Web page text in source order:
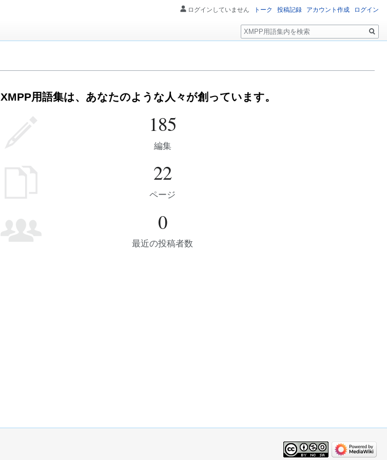
XMPP用語集は、あなたのような人々が創っています。
185
編集
22
ページ
0
最近の投稿者数
ログインしていません トーク 投稿記録 アカウント作成 ログイン
検
索